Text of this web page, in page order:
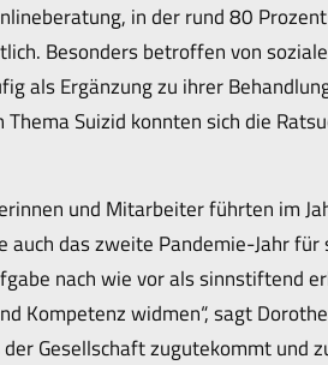
in der rund 80
Besonders betroffen von
als Ergänzung zu ihrer
Suizid konnten sich die
und Mitarbeiter führten im
das zweite Pandemie-Jahr
nach wie vor als sinnstiftend
widmen“, sagt
Gesellschaft zugutekommt und